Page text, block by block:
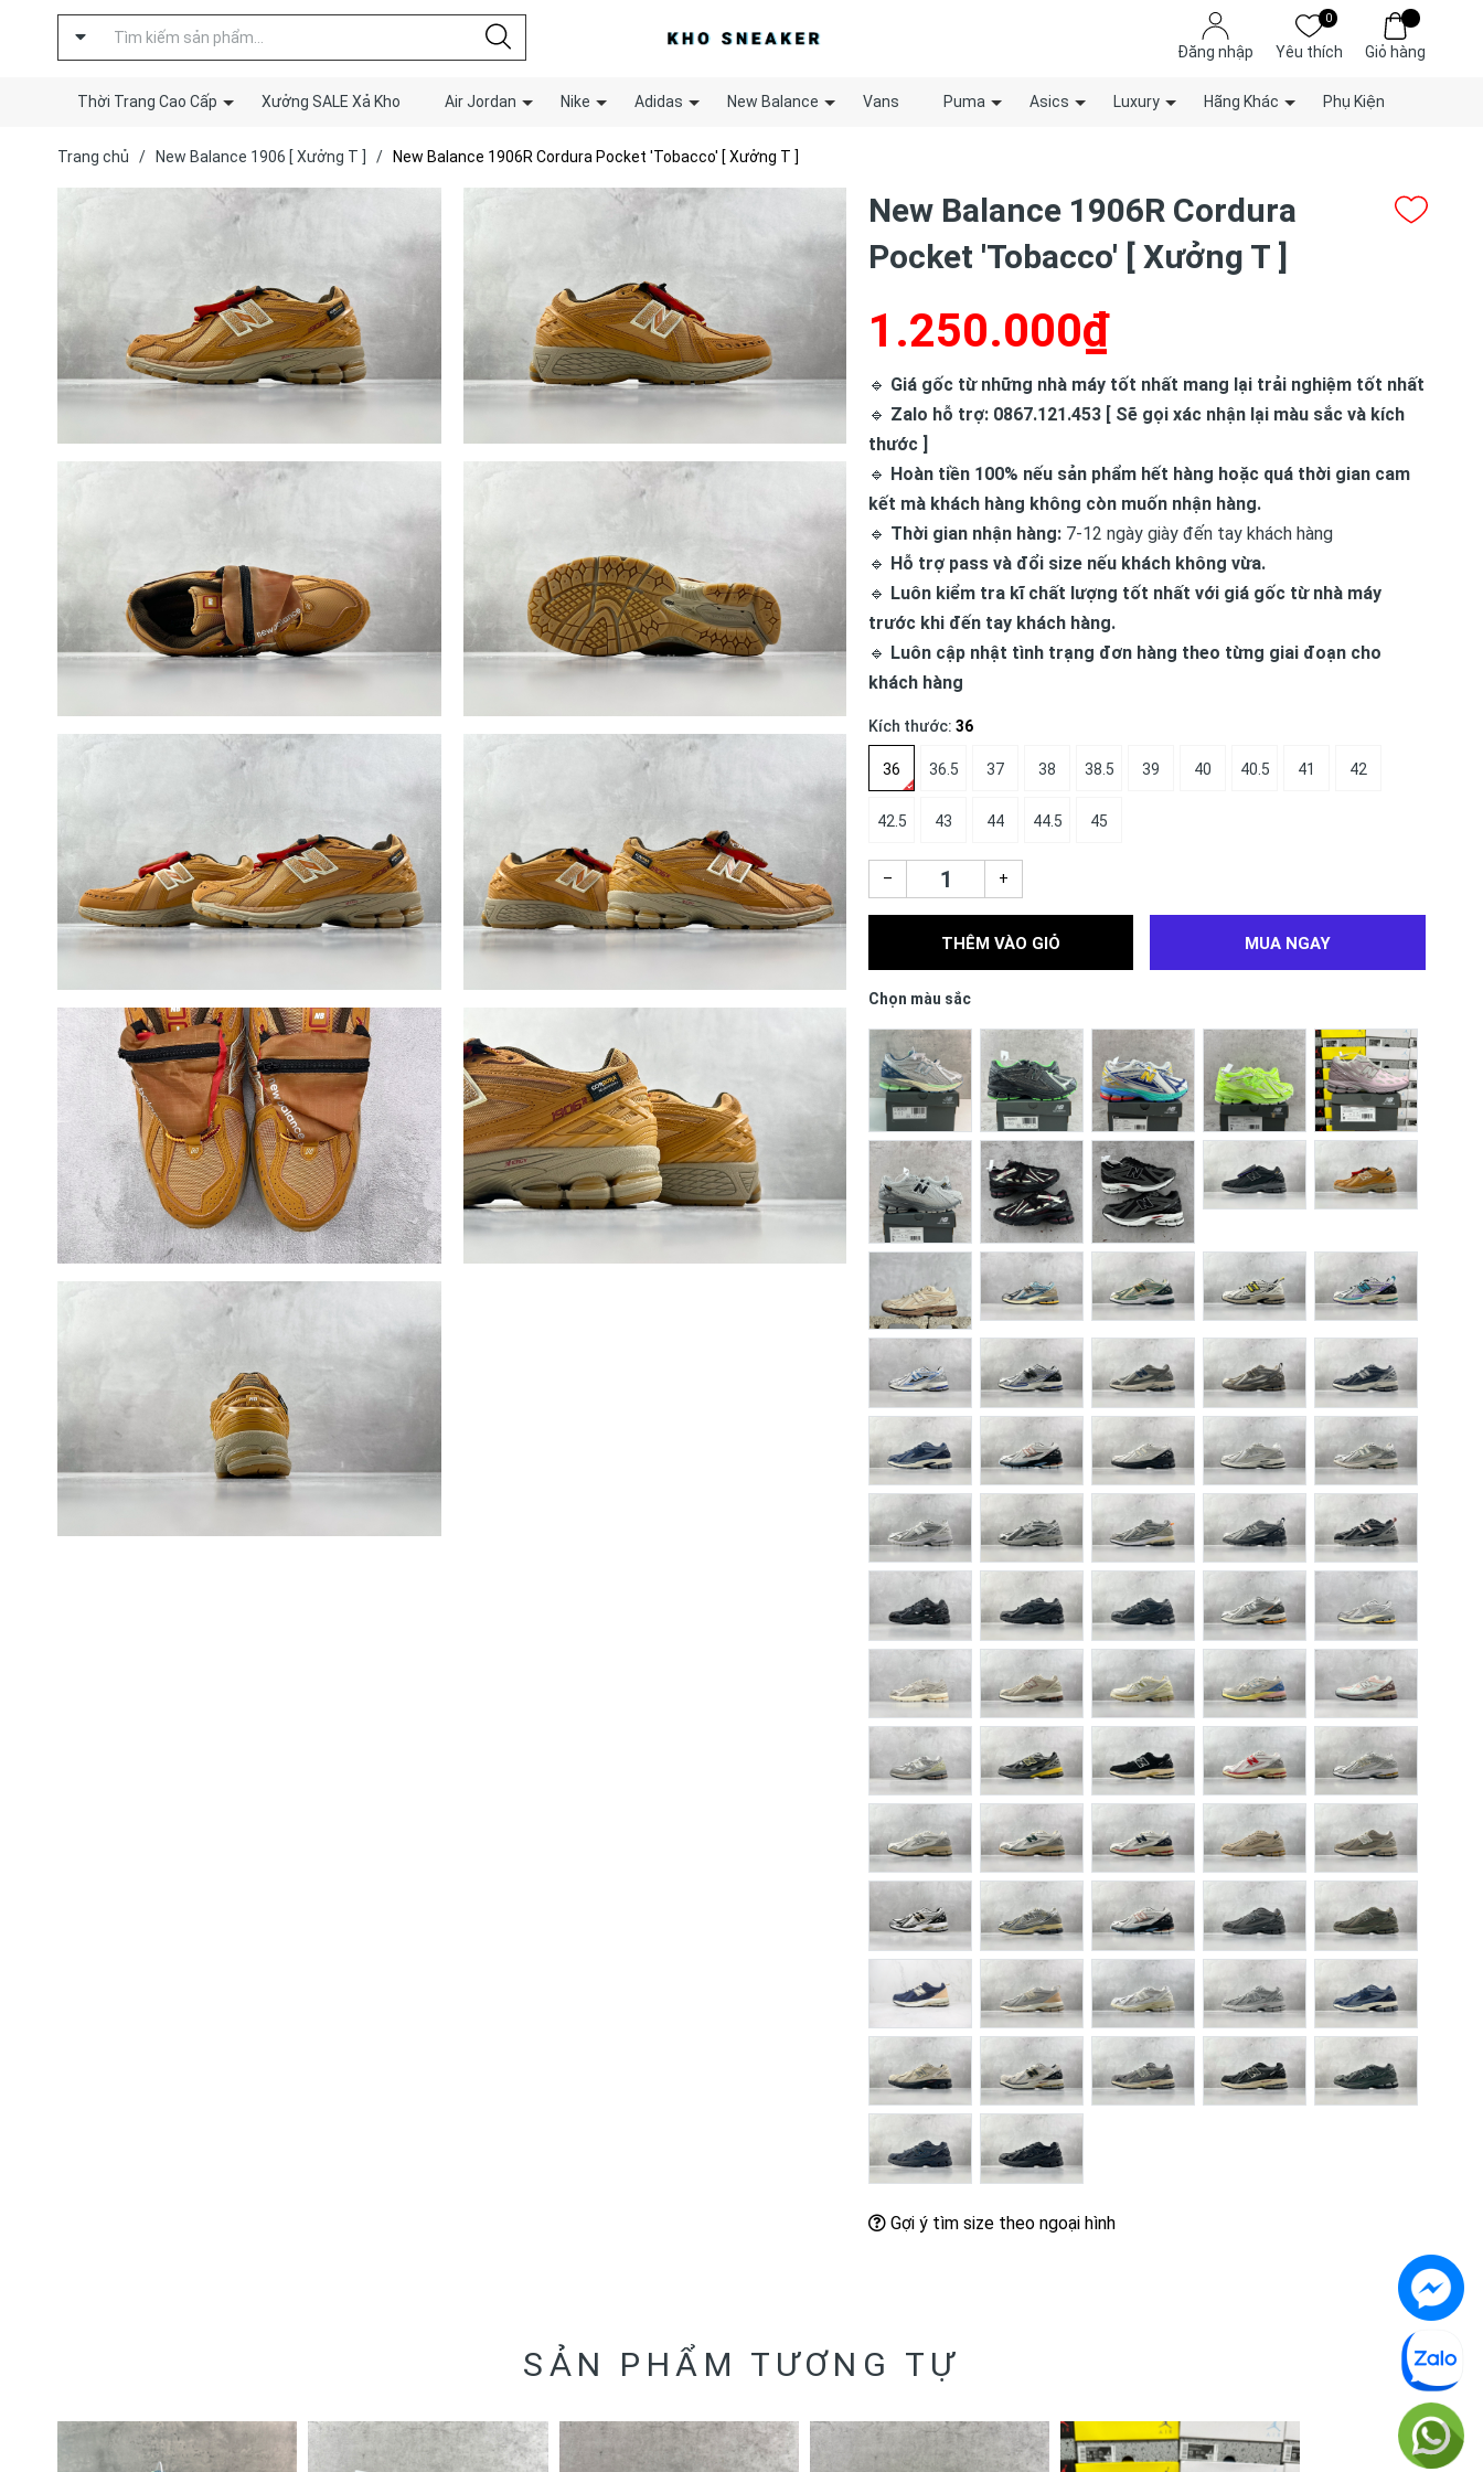
Đăng nhập
0
Yêu thích Giỏ hàng
Thời Trang Cao Cấp Xưởng SALE Xả Kho Air Jordan Nike Adidas New Balance Vans Puma Asics Luxury Hãng Khác Phụ Kiện
Trang chủ / New Balance 1906 [ Xưởng T ] / New Balance 1906R Cordura Pocket 'Tobacco' [ Xưởng T ]
New Balance 1906R Cordura
Pocket 'Tobacco' [ Xưởng T ]
1.250.000₫
🔹 Giá gốc từ những nhà máy tốt nhất mang lại trải nghiệm tốt nhất
🔹 Zalo hỗ trợ: 0867.121.453 [ Sẽ gọi xác nhận lại màu sắc và kích
thước ]
🔹 Hoàn tiền 100% nếu sản phẩm hết hàng hoặc quá thời gian cam
kết mà khách hàng không còn muốn nhận hàng.
🔹 Thời gian nhận hàng: 7-12 ngày giày đến tay khách hàng
🔹 Hỗ trợ pass và đổi size nếu khách không vừa.
🔹 Luôn kiểm tra kĩ chất lượng tốt nhất với giá gốc từ nhà máy
trước khi đến tay khách hàng.
🔹 Luôn cập nhật tình trạng đơn hàng theo từng giai đoạn cho
khách hàng
Kích thước: 36
36 36.5 37 38 38.5 39 40 40.5 41 42
42.5 43 44 44.5 45
– +
THÊM VÀO GIỎ MUA NGAY
Chọn màu sắc
Gợi ý tìm size theo ngoại hình
SẢN PHẨM TƯƠNG TỰ